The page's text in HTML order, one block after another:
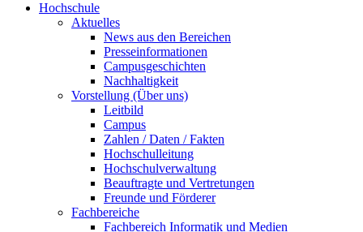
Hochschule
Aktuelles
News aus den Bereichen
Presseinformationen
Campusgeschichten
Nachhaltigkeit
Vorstellung (Über uns)
Leitbild
Campus
Zahlen / Daten / Fakten
Hochschulleitung
Hochschulverwaltung
Beauftragte und Vertretungen
Freunde und Förderer
Fachbereiche
Fachbereich Informatik und Medien